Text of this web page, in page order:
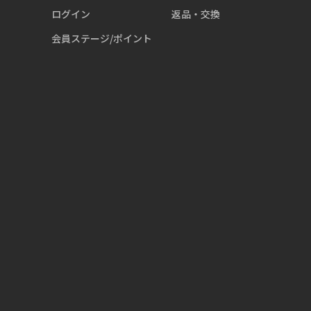
ログイン
会員ステージ/ポイント
返品・交換